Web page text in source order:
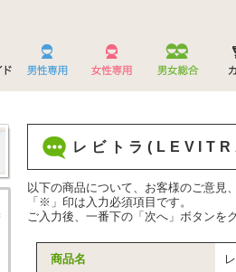
レビトラ
以下の商品について、お客様のご意見
「 ※ 」印は入力必須項目です。
ご入力後、一番下の「次へ」ボタンを
商品名